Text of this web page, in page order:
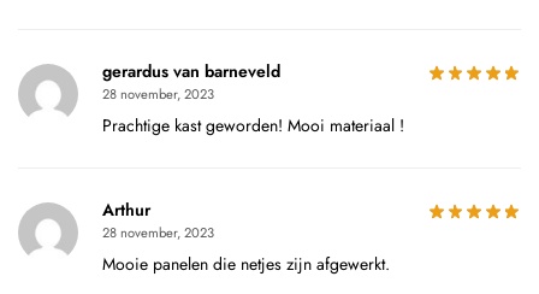
gerardus van barneveld
28 november, 2023
Prachtige kast geworden! Mooi materiaal !
Arthur
28 november, 2023
Mooie panelen die netjes zijn afgewerkt.